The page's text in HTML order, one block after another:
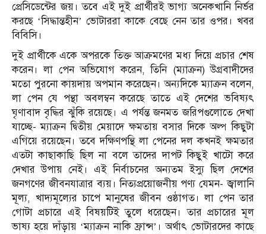
প্রেসিডেন্টের জয়। তবে এই দুই প্রার্থীরই ভাগ্য অনেকখানি নির্ভর
করছে ‘সিদ্ধান্তহীন’ ভোটাররা কাকে বেছে নেন তার ওপর। খবর
বিবিসি।
দুই প্রার্থীকে একে অপরকে তিক্ত আক্রমণের মধ্য দিয়ে প্রচার শেষ
করেন। লা পেন অভিযোগ করেন, তিনি (ম্যাক্রন) উগ্রবাদীদের
মতো পুরনো কায়দায় অপমান করেছেন। অন্যদিকে ম্যাক্রন বলেন,
লা পেন যে পন্থা অবলম্বন করেছে তাতে এই দেশের ভবিষ্যৎ
ঘৃণাবাদ বৃদ্ধির ঝুঁকি রয়েছে। এ পর্যন্ত জনমত জরিপগুলোতে দেখা
যাচ্ছে- ম্যাক্রন দ্বিতীয় মেয়াদে ক্ষমতায় বসার দিকে অল্প কিছুটা
এগিয়ে রয়েছেন। তবে দক্ষিণপন্থি লা পেনের দল কখনই ক্ষমতার
এতটা কাছাকাছি ছিল না বলে তাদের দাপট কিছুই খাটো করে
দেখার উপায় নেই। এই নির্বাচনের অন্যতম ইস্যু ছিল দেশের
জনগণের জীবনযাত্রার ব্যয়। নিত্যপ্রয়োজনীয় পণ্য যেমন- জ্বালানি
মূল্য, খাদ্যমূল্যের চাপে মানুষের জীবন ওষ্ঠাগত। লা পেন তার
গোটা প্রচারে এই বিষয়টিই তুলে ধরেছেন। তার প্রচারের মূল
ভাষ্য হয়ে দাঁড়ায় ‘ম্যাক্রন নাকি ফ্রান্স’। অর্থাৎ ভোটারদের কাছে